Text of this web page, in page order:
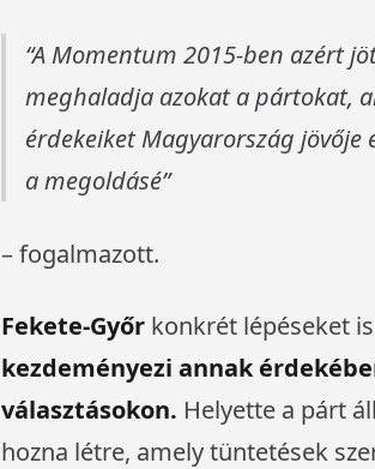
A Momentum 2015-ben azért
meghaladja azokat a pártokat,
érdekeiket Magyarország jövője
a megoldásé
– fogalmazott.
Fekete-Győr konkrét lépéseket
kezdeményezi annak
választásokon. Helyette a párt
hozna létre, amely tüntetések